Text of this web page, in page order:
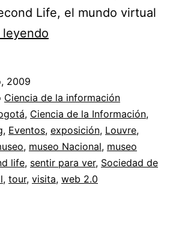
Life, el mundo virtual
leyendo
De
visita
por
Second
Life
2009
Ciencia de la información
, Ciencia de la Información,
, Eventos, exposición, Louvre,
, museo Nacional, museo
life, sentir para ver, Sociedad de
, tour, visita, web 2.0